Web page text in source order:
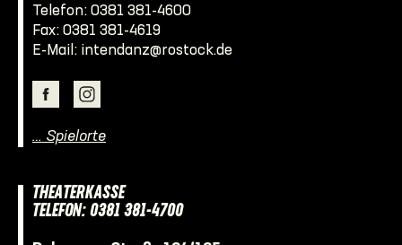
Telefon: 0381 381-4600
Fax: 0381 381-4619
E-Mail: intendanz@rostock.de
… Spielorte
THEATERKASSE
TELEFON: 0381 381-4700